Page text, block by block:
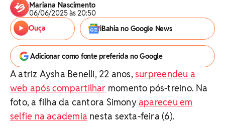
Mariana Nascimento
06/06/2025 às 20:50
Ouça
iBahia no Google News
Adicionar como fonte preferida no Google
A atriz Aysha Benelli, 22 anos,surpreendeu a
web após compartilhar momento pós-treino. Na
foto, a filha da cantora Simonyapareceu em
selfie na academia nesta sexta-feira (6).